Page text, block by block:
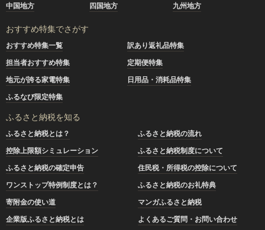
中国地方
四国地方 九州地方
おすすめ特集でさがす
おすすめ特集一覧
訳あり返礼品特集
担当者おすすめ特集
定期便特集
地元が誇る家電特集
日用品・消耗品特集
ふるなび限定特集
ふるさと納税を知る
ふるさと納税とは？
ふるさと納税の流れ
控除上限額シミュレーション
ふるさと納税制度について
ふるさと納税の確定申告
住民税・所得税の控除について
ワンストップ特例制度とは？
ふるさと納税のお礼特典
寄附金の使い道
マンガふるさと納税
企業版ふるさと納税とは
よくあるご質問・お問い合わせ